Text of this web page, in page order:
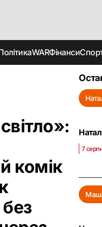
WARФінанси
комік
7